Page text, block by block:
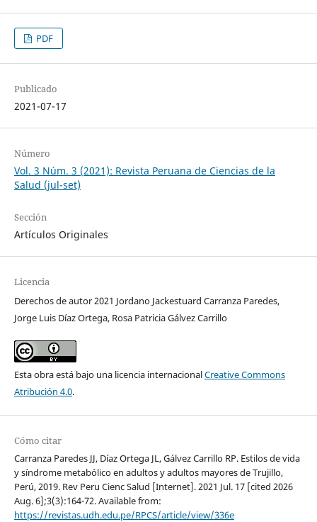
PDF
Publicado
2021-07-17
Número
Vol. 3 Núm. 3 (2021): Revista Peruana de Ciencias de la
Salud (jul-set)
Sección
Artículos Originales
Licencia
Derechos de autor 2021 Jordano Jackestuard Carranza Paredes,
Jorge Luis Díaz Ortega, Rosa Patricia Gálvez Carrillo
Esta obra está bajo una licencia internacionalCreative Commons
Atribución 4.0.
Cómo citar
Carranza Paredes JJ, Díaz Ortega JL, Gálvez Carrillo RP. Estilos de vida
y síndrome metabólico en adultos y adultos mayores de Trujillo,
Perú, 2019. Rev Peru Cienc Salud [Internet]. 2021 Jul. 17 [cited 2026
Aug. 6];3(3):164-72. Available from:
https://revistas.udh.edu.pe/RPCS/article/view/336e